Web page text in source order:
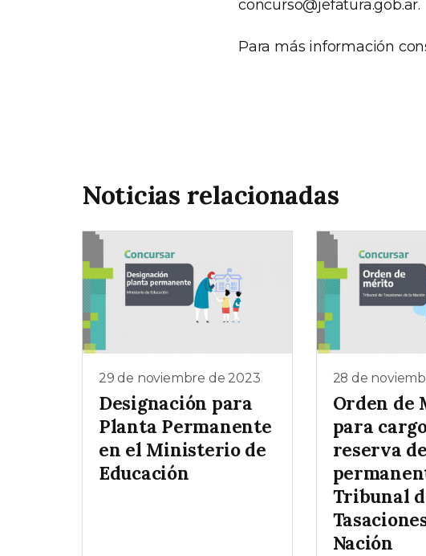
concurso@jefatura.gob.ar.
Para más información
Noticias relacionadas
29 de noviembre de 2023
Designación para
Planta Permanente
en el Ministerio de
Educación
28 de
Orden de
para
reserva
Tribunal
Nación